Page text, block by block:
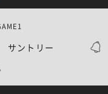
サントリー